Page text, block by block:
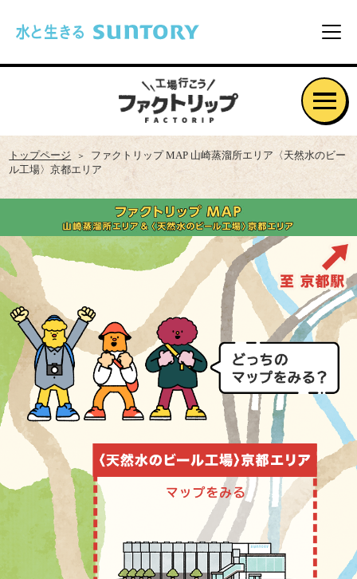
メ
トップページ
ファクトリップ MAP 山崎蒸溜所エリア〈天然水のビー
ル工場〉京都エリア